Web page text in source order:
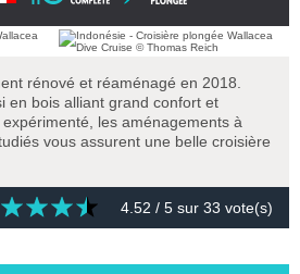
rénové et réaménagé en 2018.
en bois alliant grand confort et
expérimenté, les aménagements à
vous assurent une belle croisière
4.52 / 5 sur 33 vote(s)